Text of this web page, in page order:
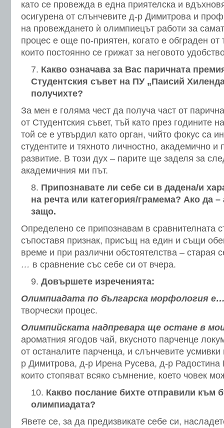
като се провежда в една приятелска и
осигурена от слънчевите д-р Димитрова и
на провеждането ѝ олимпиецът работи за
процес е още по-приятен, когато е обграден от
които постоянно се грижат за неговото
Какво означава за Вас паричната
Студентския съвет на ПУ „Паисий
получихте?
За мен е голяма чест да получа част от
от Студентския съвет, тъй като през годините
той се е утвърдил като орган, чийто фокус са
студентите и тяхното личностно, академично
развитие. В този дух – парите ще заделя за
академичния ми път.
Припознавате ли себе си в дадена/и
на речта или категория/грамема? Ако да –
защо.
Определено се припознавам в сравнителната
съпоставя признак, присъщ на един и същи
време и при различни обстоятелства – старая
… в сравнение със себе си от вчера.
Довършете изреченията:
Олимпиадата по българска морфология
творчески процес.
Олимпийската надпревара ще остане в
ароматния ягодов чай, вкусното парченце
от останалите парченца, и слънчевите
р Димитрова, д-р Ирена Русева, д-р
които стопяват всяко съмнение, което човек
Какво послание бихте отправили към
олимпиадата?
Явете се, за да предизвикате себе си,